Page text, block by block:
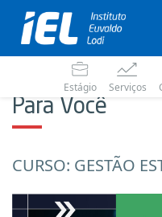
Estágio Serviços
Para Você
CURSO: GESTÃO